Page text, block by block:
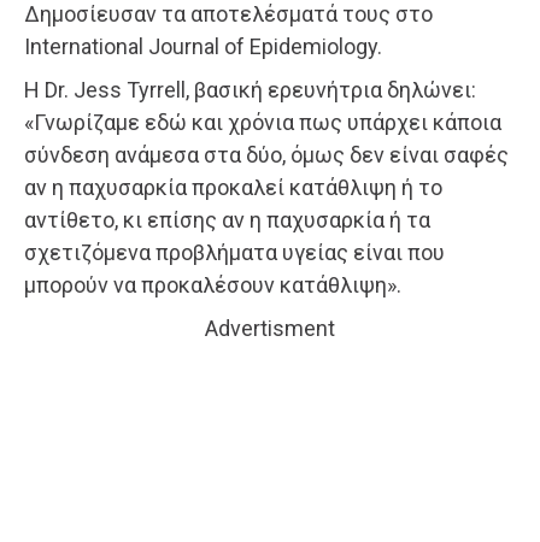
Δημοσίευσαν τα αποτελέσματά τους στο
International Journal of Epidemiology.
Η Dr. Jess Tyrrell, βασική ερευνήτρια δηλώνει:
«Γνωρίζαμε εδώ και χρόνια πως υπάρχει κάποια
σύνδεση ανάμεσα στα δύο, όμως δεν είναι σαφές
αν η παχυσαρκία προκαλεί κατάθλιψη ή το
αντίθετο, κι επίσης αν η παχυσαρκία ή τα
σχετιζόμενα προβλήματα υγείας είναι που
μπορούν να προκαλέσουν κατάθλιψη».
Advertisment